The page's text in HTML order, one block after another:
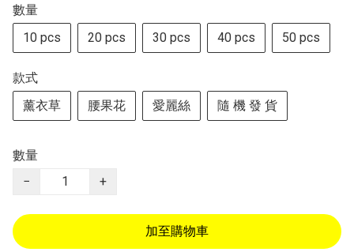
數量
10 pcs
20 pcs 30 pcs 40 pcs 50 pcs
款式
薰衣草
腰果花 愛麗絲 隨 機 發 貨
數量
−
+
加至購物車